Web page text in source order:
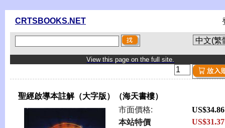
CRTSBOOKS.NET
View this page on the full site.
聖經啟導本註解（大字版）（海天書樓）
市面價格:
US$34.86
本站特價
US$31.37